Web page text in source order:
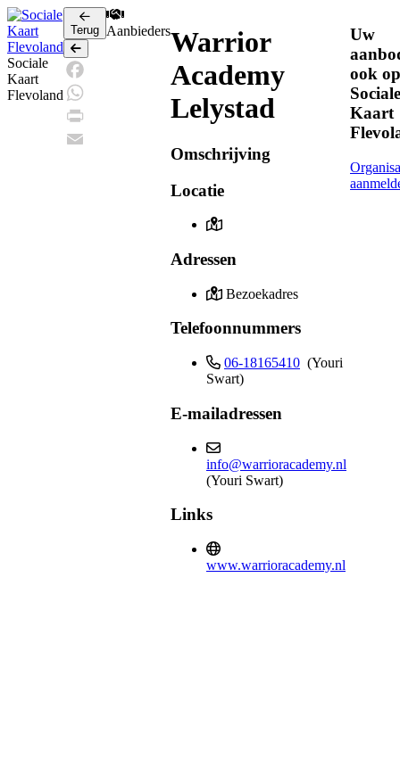
Sociale
Kaart
Flevoland
Terug
Terug
Facebook
WhatsApp
Print
AanbiedersWarrior
Academy
Lelystad
Omschrijving
Locatie
Adressen
Bezoekadres
Telefoonnummers
06-18165410 (Youri
Swart)
E-mailadressen
info@warrioracademy.nl
(Youri Swart)
Links
www.warrioracademy.nl
Uw
ook op
Sociale
Kaart